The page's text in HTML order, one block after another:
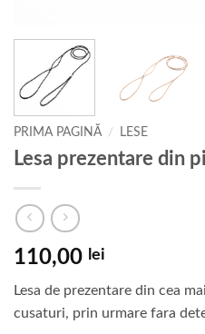
PRIMA PAGINĂ / LESE
Lesa prezentare din
110,00 lei
Lesa de prezentare din cea
cusaturi, prin urmare fara